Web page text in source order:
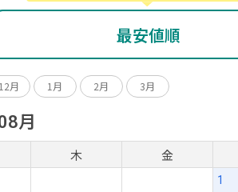
最安値順
12月 1月 2月 3月
月
木 金
1